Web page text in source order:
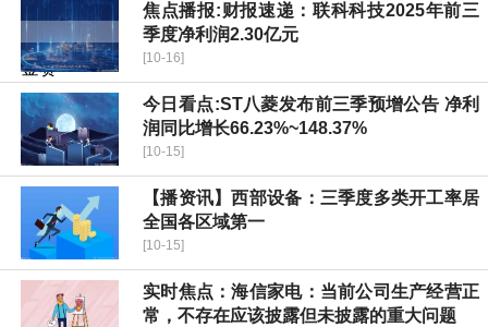
焦点播报:财报速递：联科科技2025年前三
季度净利润2.30亿元
[10-16]
今日看点:ST八菱发布前三季预增公告 净利
润同比增长66.23%~148.37%
[10-15]
【播资讯】西部设备：三季度多类开工率居
全国各区域第一
[10-15]
实时焦点：海信家电：当前公司生产经营正
常，不存在应该披露但未披露的重大问题